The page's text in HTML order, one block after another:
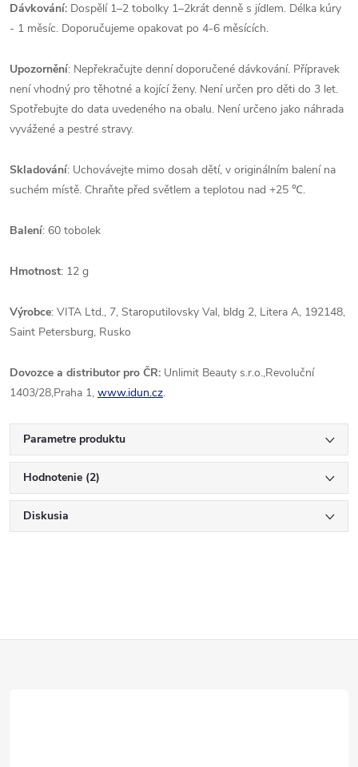
Dávkování: Dospělí 1–2 tobolky 1–2krát denně s jídlem. Délka kúry
- 1 měsíc. Doporučujeme opakovat po 4-6 měsících.
Upozornění: Nepřekračujte denní doporučené dávkování. Přípravek
není vhodný pro těhotné a kojící ženy. Není určen pro děti do 3 let.
Spotřebujte do data uvedeného na obalu. Není určeno jako náhrada
vyvážené a pestré stravy.
Skladování: Uchovávejte mimo dosah dětí, v originálním balení na
suchém místě. Chraňte před světlem a teplotou nad +25 ℃.
Balení: 60 tobolek
Hmotnost: 12 g
Výrobce: VITA Ltd., 7, Staroputilovsky Val, bldg 2, Litera A, 192148,
Saint Petersburg, Rusko
Dovozce a distributor pro ČR: Unlimit Beauty s.r.o.,Revoluční
1403/28,Praha 1, www.idun.cz.
Parametre produktu
Hodnotenie (2)
Diskusia